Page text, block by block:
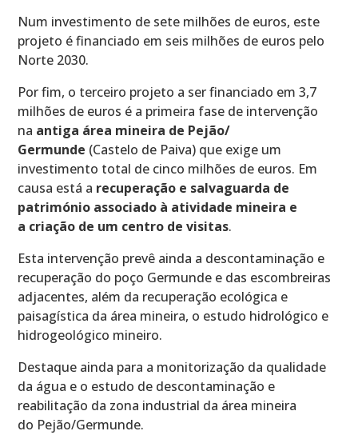
Num investimento de sete milhões de euros, este
projeto é financiado em seis milhões de euros pelo
Norte 2030.
Por fim, o terceiro projeto a ser financiado em 3,7
milhões de euros é a primeira fase de intervenção
na antiga área mineira de Pejão/
Germunde (Castelo de Paiva) que exige um
investimento total de cinco milhões de euros. Em
causa está a recuperação e salvaguarda de
património associado à atividade mineira e
a criação de um centro de visitas.
Esta intervenção prevê ainda a descontaminação e
recuperação do poço Germunde e das escombreiras
adjacentes, além da recuperação ecológica e
paisagística da área mineira, o estudo hidrológico e
hidrogeológico mineiro.
Destaque ainda para a monitorização da qualidade
da água e o estudo de descontaminação e
reabilitação da zona industrial da área mineira
do Pejão/Germunde.